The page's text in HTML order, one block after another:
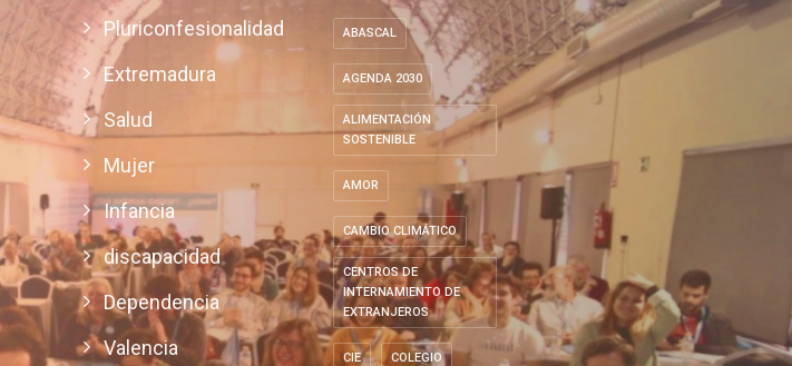
Pluriconfesionalidad
Extremadura
Salud
Mujer
Infancia
discapacidad
Dependencia
Valencia
ABASCAL
AGENDA 2030
ALIMENTACIÓN
SOSTENIBLE
AMOR
CAMBIO CLIMÁTICO
CENTROS DE
INTERNAMIENTO DE
EXTRANJEROS
CIE COLEGIO